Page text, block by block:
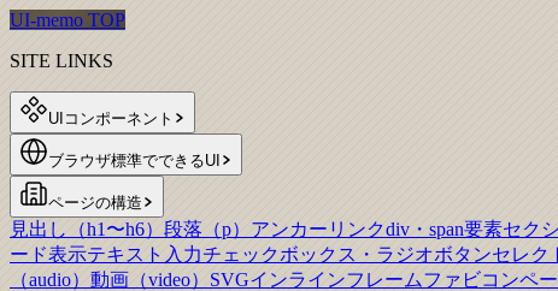
UI-memo TOP
SITE LINKS
UIコンポーネント
ブラウザ標準でできるUI
ページの構造
見出し（h1〜h6） 段落（p） アンカーリンクdiv・span要素セク
ード表示テキスト入力チェックボックス・ラジオボタンセレク
（audio） 動画（video） SVGインラインフレームファビコンペ